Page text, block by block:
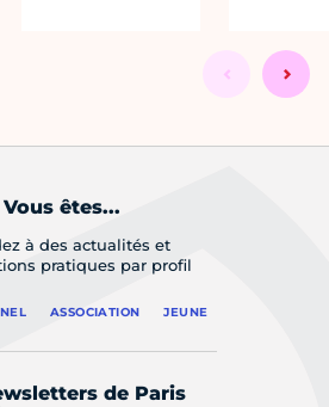
Vous êtes...
à des actualités et
pratiques par profil
ASSOCIATION JEUNE
de Paris